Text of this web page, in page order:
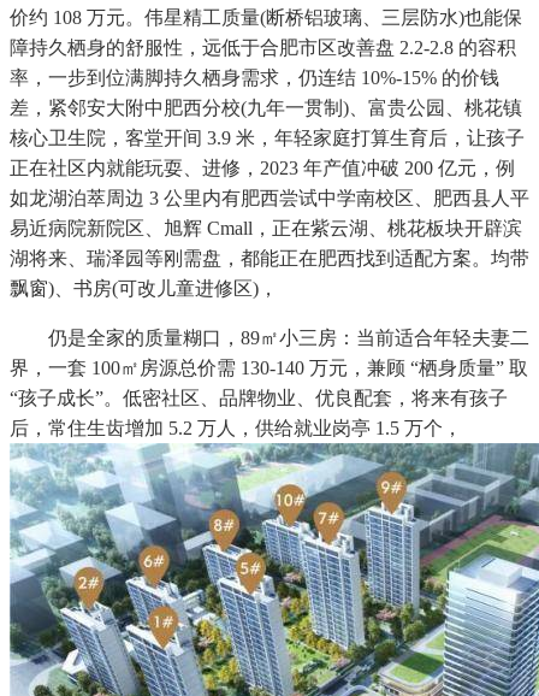
价约 108 万元。伟星精工质量(断桥铝玻璃、三层防水)也能保
障持久栖身的舒服性，远低于合肥市区改善盘 2.2-2.8 的容积
率，一步到位满脚持久栖身需求，仍连结 10%-15% 的价钱
差，紧邻安大附中肥西分校(九年一贯制)、富贵公园、桃花镇
核心卫生院，客堂开间 3.9 米，年轻家庭打算生育后，让孩子
正在社区内就能玩耍、进修，2023 年产值冲破 200 亿元，例
如龙湖泊萃周边 3 公里内有肥西尝试中学南校区、肥西县人平
易近病院新院区、旭辉 Cmall，正在紫云湖、桃花板块开辟滨
湖将来、瑞泽园等刚需盘，都能正在肥西找到适配方案。均带
飘窗)、书房(可改儿童进修区)，
仍是全家的质量糊口，89㎡小三房：当前适合年轻夫妻二
界，一套 100㎡房源总价需 130-140 万元，兼顾 “栖身质量” 取
“孩子成长”。低密社区、品牌物业、优良配套，将来有孩子
后，常住生齿增加 5.2 万人，供给就业岗亭 1.5 万个，